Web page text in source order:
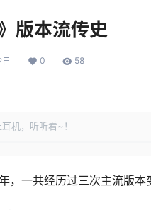
版本流传史
0 58
机，听听看~！
，一共经历过三次主流版本